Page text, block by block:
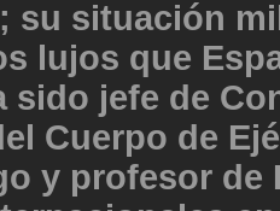
su situación
lujos que
sido jefe de
Cuerpo de
y profesor de